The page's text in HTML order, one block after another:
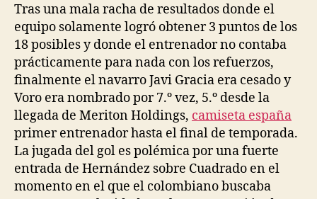
Tras una mala racha de resultados donde el
equipo solamente logró obtener 3 puntos de los
18 posibles y donde el entrenador no contaba
prácticamente para nada con los refuerzos,
finalmente el navarro Javi Gracia era cesado y
Voro era nombrado por 7.º vez, 5.º desde la
llegada de Meriton Holdings, camiseta españa
primer entrenador hasta el final de temporada.
La jugada del gol es polémica por una fuerte
entrada de Hernández sobre Cuadrado en el
momento en el que el colombiano buscaba